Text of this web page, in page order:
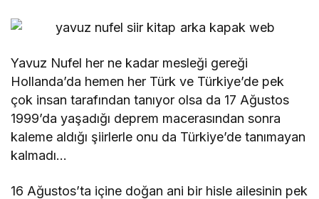
Yavuz Nufel her ne kadar mesleği gereği
Hollanda’da hemen her Türk ve Türkiye’de pek
çok insan tarafından tanıyor olsa da 17 Ağustos
1999’da yaşadığı deprem macerasından sonra
kaleme aldığı şiirlerle onu da Türkiye’de tanımayan
kalmadı…
16 Ağustos’ta içine doğan ani bir hisle ailesinin pek